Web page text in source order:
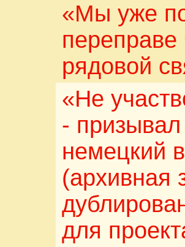
«Мы уже
рядовой
«Не
-
немецкий
(архивная
для